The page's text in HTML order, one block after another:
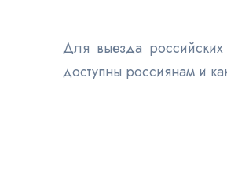
Для выезда
доступны россиянам и